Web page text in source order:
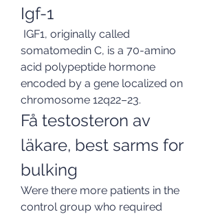
Igf-1
somatomedin C, is a 70-amino
acid polypeptide hormone
encoded by a gene localized on
chromosome 12q22–23.
Få testosteron av
läkare, best sarms for
bulking
Were there more patients in the
control group who required